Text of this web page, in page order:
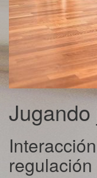
regulación